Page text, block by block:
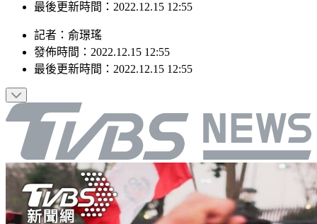
發佈時間：2022.12.15 12:55
記者：俞璟瑤
發佈時間：2022.12.15 12:55